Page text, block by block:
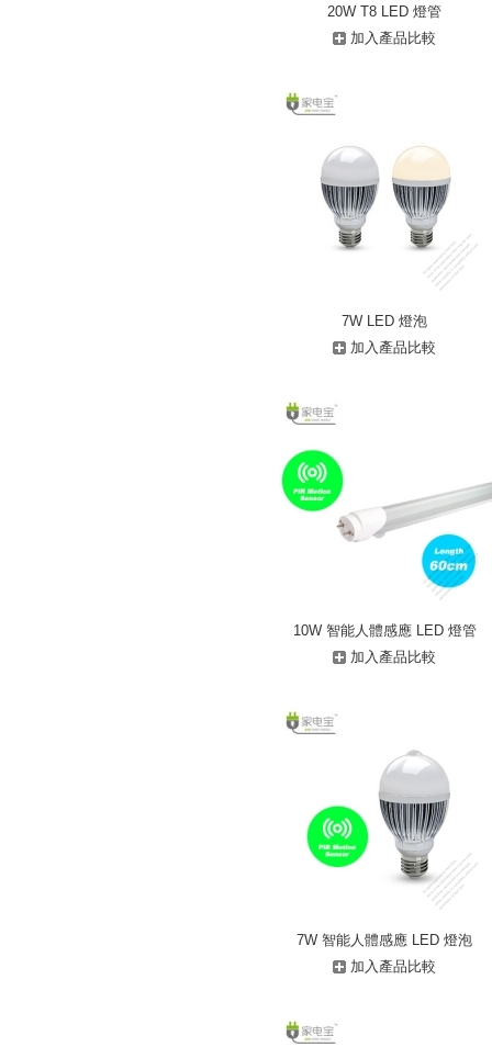
20W T8 LED 燈管
加入產品比較
7W LED 燈泡
加入產品比較
10W 智能人體感應 LED 燈管
加入產品比較
7W 智能人體感應 LED 燈泡
加入產品比較